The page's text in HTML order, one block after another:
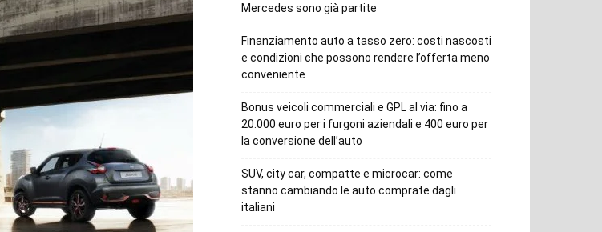
Mercedes sono già partite
Finanziamento auto a tasso zero: costi nascosti
e condizioni che possono rendere l’offerta meno
conveniente
Bonus veicoli commerciali e GPL al via: fino a
20.000 euro per i furgoni aziendali e 400 euro per
la conversione dell’auto
SUV, city car, compatte e microcar: come
stanno cambiando le auto comprate dagli
italiani